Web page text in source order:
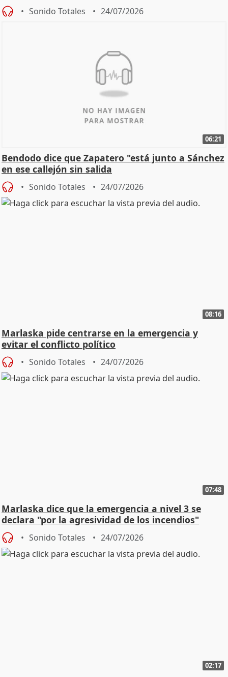
Sonido Totales 24/07/2026
06:21
Bendodo dice que Zapatero "está junto a Sánchez
en ese callejón sin salida
Sonido Totales 24/07/2026
08:16
Marlaska pide centrarse en la emergencia y
evitar el conflicto político
Sonido Totales 24/07/2026
07:48
Marlaska dice que la emergencia a nivel 3 se
declara "por la agresividad de los incendios"
Sonido Totales 24/07/2026
02:17